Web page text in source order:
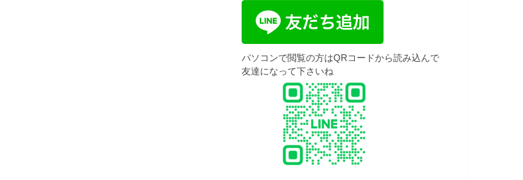
パソコンで閲覧の方はQRコードから読み込んで
友達になって下さいね